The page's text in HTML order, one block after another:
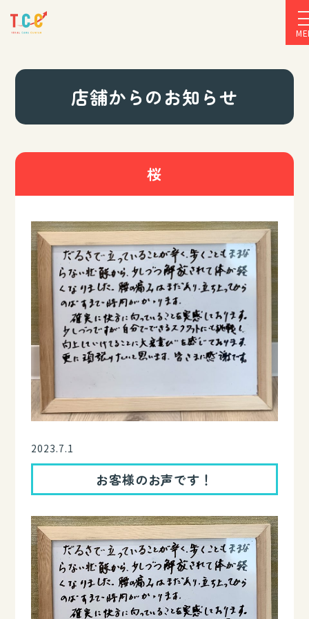
店舗からのお知らせ
桜
2023.7.1
お客様のお声です！